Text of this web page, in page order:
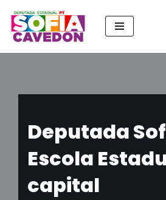
Pular
Deputada
Escola
capital